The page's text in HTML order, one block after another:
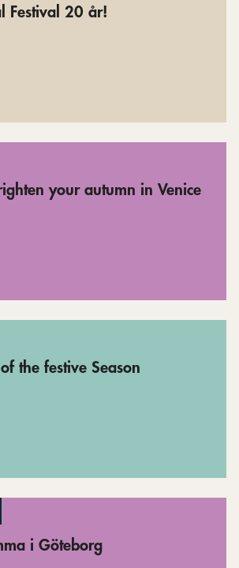
Festival 20 år!
your autumn in Venice
the festive Season
i Göteborg